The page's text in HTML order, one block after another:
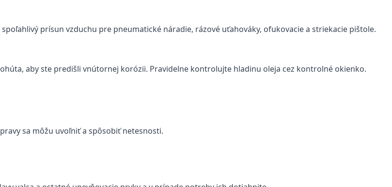
prísun vzduchu pre pneumatické náradie, rázové uťahováky, ofukovacie a striekacie pištole.
aby ste predišli vnútornej korózii. Pravidelne kontrolujte hladinu oleja cez kontrolné okienko.
sa môžu uvoľniť a spôsobiť netesnosti.